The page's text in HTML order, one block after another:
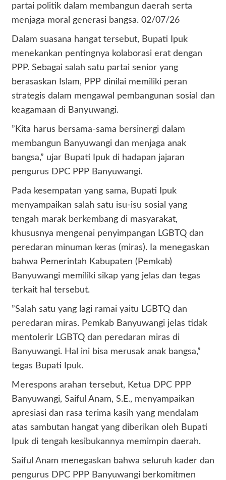
partai politik dalam membangun daerah serta
menjaga moral generasi bangsa. 02/07/26
​Dalam suasana hangat tersebut, Bupati Ipuk
menekankan pentingnya kolaborasi erat dengan
PPP. Sebagai salah satu partai senior yang
berasaskan Islam, PPP dinilai memiliki peran
strategis dalam mengawal pembangunan sosial dan
keagamaan di Banyuwangi.
​”Kita harus bersama-sama bersinergi dalam
membangun Banyuwangi dan menjaga anak
bangsa,” ujar Bupati Ipuk di hadapan jajaran
pengurus DPC PPP Banyuwangi.
​Pada kesempatan yang sama, Bupati Ipuk
menyampaikan salah satu isu-isu sosial yang
tengah marak berkembang di masyarakat,
khususnya mengenai penyimpangan LGBTQ dan
peredaran minuman keras (miras). Ia menegaskan
bahwa Pemerintah Kabupaten (Pemkab)
Banyuwangi memiliki sikap yang jelas dan tegas
terkait hal tersebut.
​”Salah satu yang lagi ramai yaitu LGBTQ dan
peredaran miras. Pemkab Banyuwangi jelas tidak
mentolerir LGBTQ dan peredaran miras di
Banyuwangi. Hal ini bisa merusak anak bangsa,”
tegas Bupati Ipuk.
​Merespons arahan tersebut, Ketua DPC PPP
Banyuwangi, Saiful Anam, S.E., menyampaikan
apresiasi dan rasa terima kasih yang mendalam
atas sambutan hangat yang diberikan oleh Bupati
Ipuk di tengah kesibukannya memimpin daerah.
​Saiful Anam menegaskan bahwa seluruh kader dan
pengurus DPC PPP Banyuwangi berkomitmen